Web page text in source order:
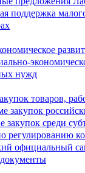
поддержка
нужд
товаров,
закупок
закупок среди
регулированию
официальный